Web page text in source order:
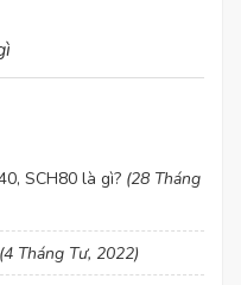
SCH80 là gì? (28 Tháng
(4 Tháng Tư, 2022)